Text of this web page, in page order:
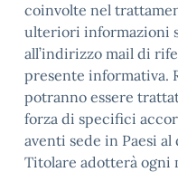
coinvolte nel
ulteriori informazioni
all’indirizzo mail di
presente informativa.
potranno essere
forza di specifici
aventi sede in Paesi
Titolare adotterà ogni